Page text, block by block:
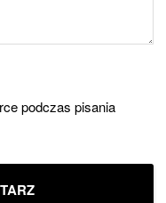
podczas pisania